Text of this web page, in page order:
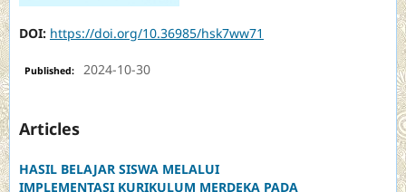
DOI: https://doi.org/10.36985/hsk7ww71
Published: 2024-10-30
Articles
HASIL BELAJAR SISWA MELALUI
IMPLEMENTASI KURIKULUM MERDEKA PADA